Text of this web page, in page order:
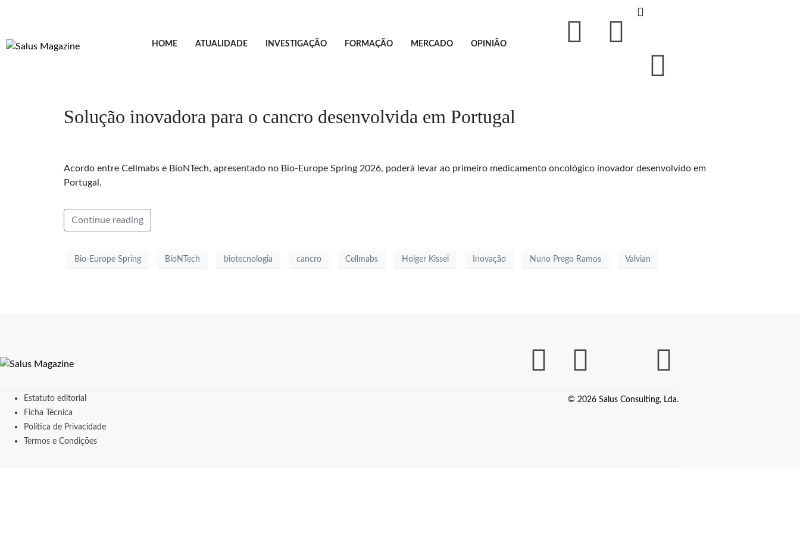
HOME ATUALIDADE INVESTIGAÇÃO FORMAÇÃO MERCADO OPINIÃO
Solução inovadora para o cancro desenvolvida em Portugal
Acordo entre Cellmabs e BioNTech, apresentado no Bio-Europe Spring 2026, poderá levar ao primeiro medicamento oncológico inovador desenvolvido em
Portugal.
Continue reading
Bio-Europe Spring BioNTech biotecnologia cancro Cellmabs Holger Kissel Inovação Nuno Prego Ramos Valvian
Estatuto editorial
Ficha Técnica
Política de Privacidade
Termos e Condições
© 2026 Salus Consulting, Lda.